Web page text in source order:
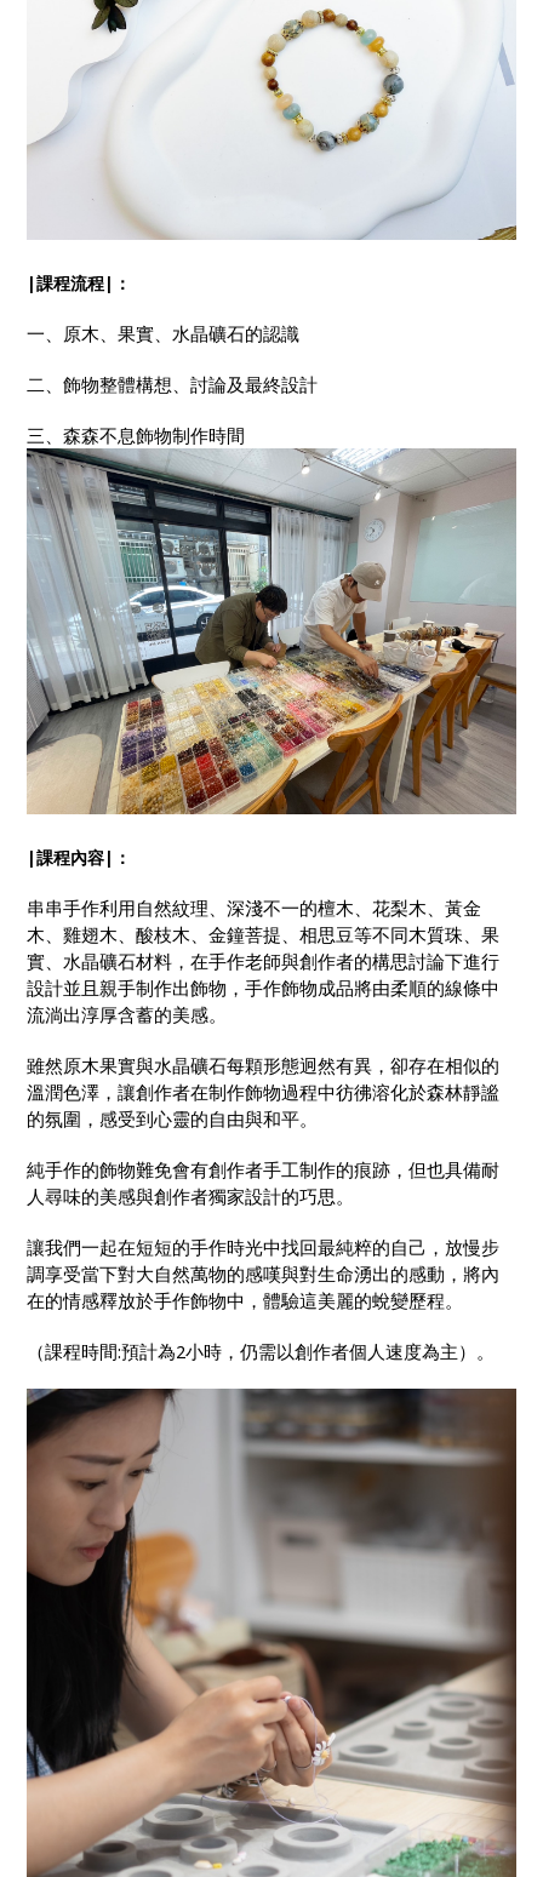
|課程流程|：
一、原木、果實、水晶礦石的認識
二、飾物整體構想、討論及最終設計
三、森森不息飾物制作時間
|課程內容|：
串串手作利用自然紋理、深淺不一的檀木、花梨木、黃金
木、雞翅木、酸枝木、金鐘菩提、相思豆等不同木質珠、果
實、水晶礦石材料，在手作老師與創作者的構思討論下進行
設計並且親手制作出飾物，手作飾物成品將由柔順的線條中
流淌出淳厚含蓄的美感。
雖然原木果實與水晶礦石每顆形態迥然有異，卻存在相似的
溫潤色澤，讓創作者在制作飾物過程中彷彿溶化於森林靜謐
的氛圍，感受到心靈的自由與和平。
純手作的飾物難免會有創作者手工制作的痕跡，但也具備耐
人尋味的美感與創作者獨家設計的巧思。
讓我們一起在短短的手作時光中找回最純粹的自己，放慢步
調享受當下對大自然萬物的感嘆與對生命湧出的感動，將內
在的情感釋放於手作飾物中，體驗這美麗的蛻變歷程。
（課程時間:預計為2小時，仍需以創作者個人速度為主）。